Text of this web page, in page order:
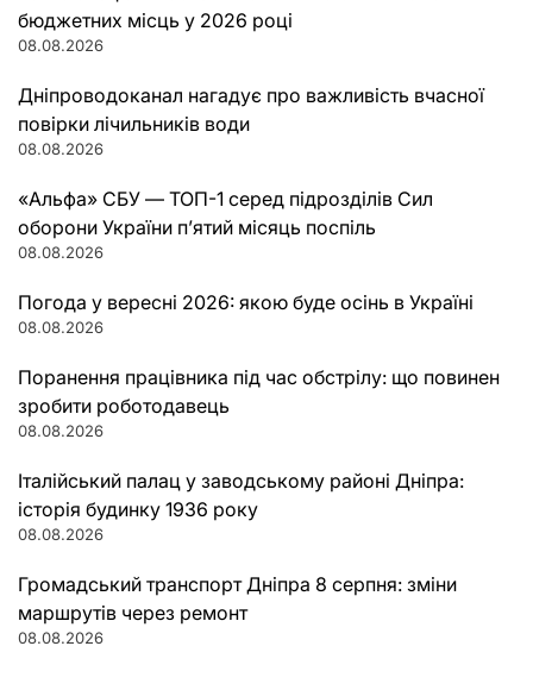
бюджетних місць у 2026 році
08.08.2026
Дніпроводоканал нагадує про важливість вчасної
повірки лічильників води
08.08.2026
«Альфа» СБУ — ТОП-1 серед підрозділів Сил
оборони України п’ятий місяць поспіль
08.08.2026
Погода у вересні 2026: якою буде осінь в Україні
08.08.2026
Поранення працівника під час обстрілу: що повинен
зробити роботодавець
08.08.2026
Італійський палац у заводському районі Дніпра:
історія будинку 1936 року
08.08.2026
Громадський транспорт Дніпра 8 серпня: зміни
маршрутів через ремонт
08.08.2026